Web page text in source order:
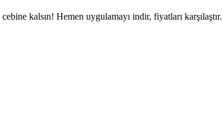
kalsın! Hemen uygulamayı indir, fiyatları karşılaştır.